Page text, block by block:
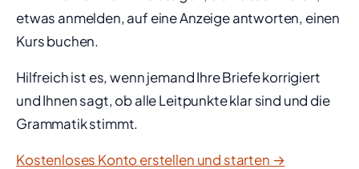
etwas anmelden, auf eine Anzeige antworten, einen
Kurs buchen.
Hilfreich ist es, wenn jemand Ihre Briefe korrigiert
und Ihnen sagt, ob alle Leitpunkte klar sind und die
Grammatik stimmt.
Kostenloses Konto erstellen und starten →